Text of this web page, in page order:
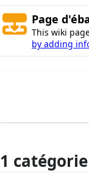
Page
This wiki
by adding
1 catégorie